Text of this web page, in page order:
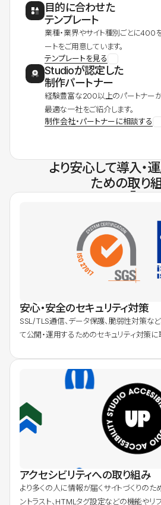
目的に合わせた
テンプレート
業種・業界やサイト種別ごとに400
ートをご用意しています。
テンプレートを見る
Studioが認定した
制作パートナー
経験豊富な200以上のパートナーか
最適な一社をご紹介します。
制作会社・パートナーに相談する
より安心して導入・
ための取り
安心・安全のセキュリティ対策
SSL/TLS通信、データ保護、脆弱性対策な
て公開・運用するためのセキュリティ対策に
アクセシビリティへの取り組み
より多くの人に情報が届くサイトづくりのた
ントラスト、HTMLタグ設定などの機能やリ